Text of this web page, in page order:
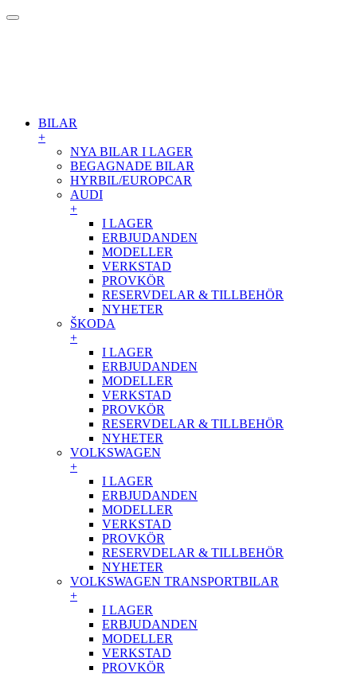
BILAR
+
NYA BILAR I LAGER
BEGAGNADE BILAR
HYRBIL/EUROPCAR
AUDI
+
I LAGER
ERBJUDANDEN
MODELLER
VERKSTAD
PROVKÖR
RESERVDELAR & TILLBEHÖR
NYHETER
ŠKODA
+
I LAGER
ERBJUDANDEN
MODELLER
VERKSTAD
PROVKÖR
RESERVDELAR & TILLBEHÖR
NYHETER
VOLKSWAGEN
+
I LAGER
ERBJUDANDEN
MODELLER
VERKSTAD
PROVKÖR
RESERVDELAR & TILLBEHÖR
NYHETER
VOLKSWAGEN TRANSPORTBILAR
+
I LAGER
ERBJUDANDEN
MODELLER
VERKSTAD
PROVKÖR